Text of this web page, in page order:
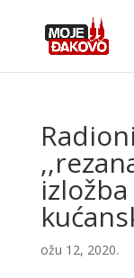
ožu 12, 2020.